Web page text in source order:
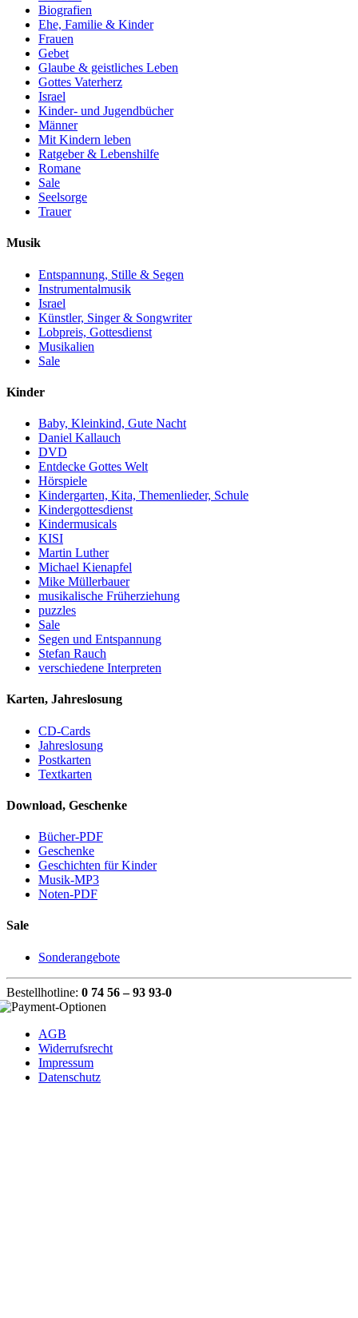
Biografien
Ehe, Familie & Kinder
Frauen
Gebet
Glaube & geistliches Leben
Gottes Vaterherz
Israel
Kinder- und Jugendbücher
Männer
Mit Kindern leben
Ratgeber & Lebenshilfe
Romane
Sale
Seelsorge
Trauer
Musik
Entspannung, Stille & Segen
Instrumentalmusik
Israel
Künstler, Singer & Songwriter
Lobpreis, Gottesdienst
Musikalien
Sale
Kinder
Baby, Kleinkind, Gute Nacht
Daniel Kallauch
DVD
Entdecke Gottes Welt
Hörspiele
Kindergarten, Kita, Themenlieder, Schule
Kindergottesdienst
Kindermusicals
KISI
Martin Luther
Michael Kienapfel
Mike Müllerbauer
musikalische Früherziehung
puzzles
Sale
Segen und Entspannung
Stefan Rauch
verschiedene Interpreten
Karten, Jahreslosung
CD-Cards
Jahreslosung
Postkarten
Textkarten
Download, Geschenke
Bücher-PDF
Geschenke
Geschichten für Kinder
Musik-MP3
Noten-PDF
Sale
Sonderangebote
Bestellhotline: 0 74 56 – 93 93-0
AGB
Widerrufsrecht
Impressum
Datenschutz